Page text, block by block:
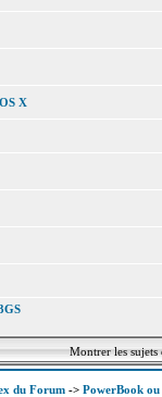
X
Montrer les
du Forum-> PowerBook